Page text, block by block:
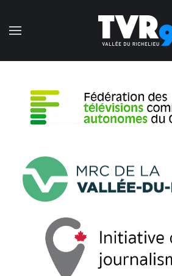
Accéder au contenu principal